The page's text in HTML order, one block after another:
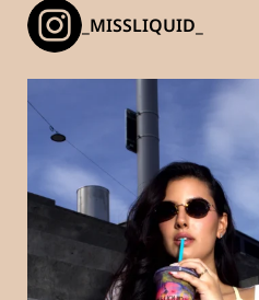
_MISSLIQUID_